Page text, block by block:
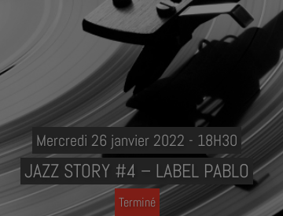
Mercredi 26 janvier 2022 - 18H30
JAZZ STORY #4 – LABEL PABLO
Terminé